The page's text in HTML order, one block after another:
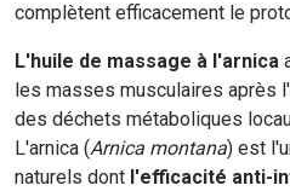
complètent efficacement le
L'huile de massage à l'arnica
les masses musculaires après
des déchets métaboliques
L'arnica (Arnica montana) est
naturels dont l'efficacité anti-